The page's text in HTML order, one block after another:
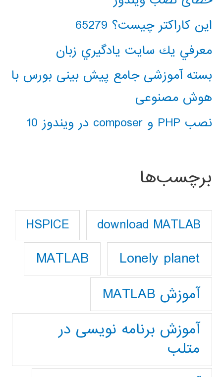
این کاراکتر چیست؟ 65279
معرفي يك سايت يادگيري زبان
بسته آموزشی جامع پیش بینی بورس با
هوش مصنوعی
نصب PHP و composer در ویندوز 10
برچسب‌ها
download MATLAB
HSPICE
Lonely planet
MATLAB
آموزش MATLAB
آموزش برنامه نویسی در
متلب